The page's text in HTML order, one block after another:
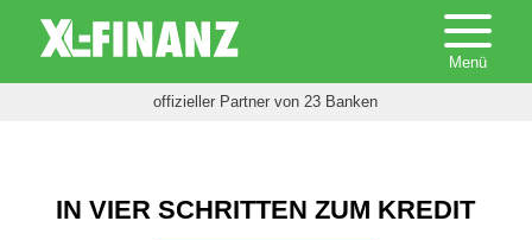
offizieller Partner von 23 Banken
IN VIER SCHRITTEN ZUM KREDIT